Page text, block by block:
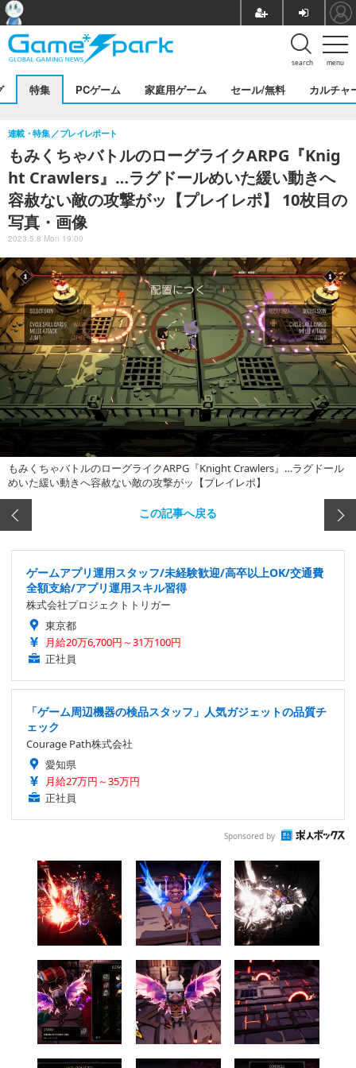
menu
search
特集 PCゲーム 家庭用ゲーム セール/無料 カルチャ
もみくちゃバトルのローグライクARPG『Knig
ht Crawlers』…ラグドールめいた緩い動きへ
容赦ない敵の攻撃がッ【プレイレポ】 10枚目の
写真・画像
連載・特集 プレイレポート
2023.5.8 Mon 19:00
もみくちゃバトルのローグライクARPG『Knight Crawlers』…ラグドール
めいた緩い動きへ容赦ない敵の攻撃がッ【プレイレポ】
この記事へ戻る
ゲームアプリ運用スタッフ/未経験歓迎/高卒以上OK/交通費
全額支給/アプリ運用スキル習得
株式会社プロジェクトトリガー
東京都
月給20万6,700円～31万100円
正社員
「ゲーム周辺機器の検品スタッフ」人気ガジェットの品質チ
ェック
Courage Path株式会社
愛知県
月給27万円～35万円
正社員
Sponsored by